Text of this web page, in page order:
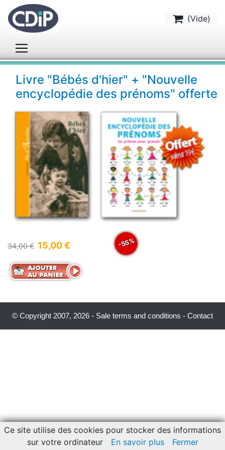
(Vide)
Livre "Bébés d'hier" + "Nouvelle
encyclopédie des prénoms" offerte
34,00 € 15,00 € -55%
© Copyright 2007, 2026 - Sale terms and conditions - Contact
Ce site utilise des cookies pour stocker des informations
sur votre ordinateur
En savoir plus Fermer